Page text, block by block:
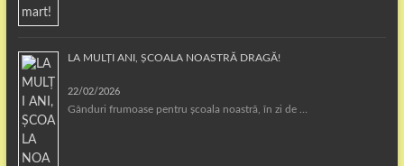
LA MULȚI ANI, ȘCOALA NOASTRĂ DRAGĂ!
22/02/2026
Gânduri frumoase pentru școala noastră, în zi de …